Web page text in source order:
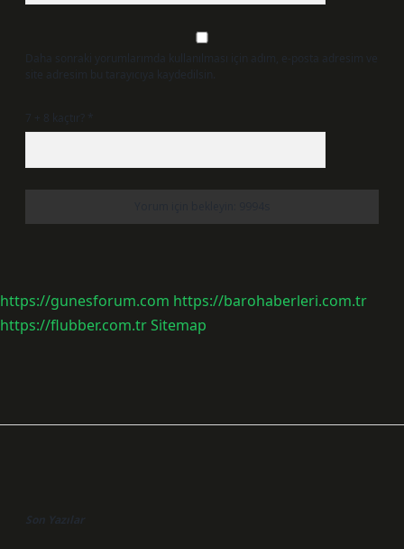
Daha sonraki yorumlarımda kullanılması için adım, e-posta adresim ve
site adresim bu tarayıcıya kaydedilsin.
7 + 8 kaçtır? *
https://gunesforum.com https://barohaberleri.com.tr
https://flubber.com.trSitemap
Son Yazılar